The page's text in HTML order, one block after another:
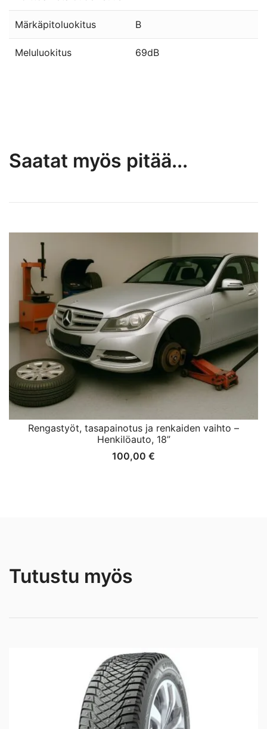
Märkäpitoluokitus B
Meluluokitus 69dB
Saatat myös pitää...
Rengastyöt, tasapainotus ja renkaiden vaihto –
Henkilöauto, 18”
100,00 €
Tutustu myös